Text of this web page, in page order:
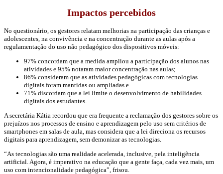
Impactos percebidos
No questionário, os gestores relatam melhorias na participação das crianças e
adolescentes, na convivência e na concentração durante as aulas após a
regulamentação do uso não pedagógi­co dos dispositivos móveis:
97% concordam que a medida ampliou a participação dos alunos nas
atividades e 95% notaram maior concentração nas aulas;
86% consideram que as atividades pedagógicas com tecnologias
digitais foram mantidas ou ampliadas e
71% discordam que a lei limite o desenvolvimento de habilidades
digitais dos estudantes.
A secretária Kátia recordou que era frequente a reclamação dos gestores sobre os
prejuízos nos processos de ensino e aprendizagem pelo uso sem critérios de
smartphones em salas de aula, mas considera que a lei direciona os recursos
digitais para aprendizagem, sem demonizar as tecnologias.
“As tecnologias são uma realidade acelerada, inclusive, pela inteligência
artificial. Agora, é imperativo na educação que a gente faça, cada vez mais, um
uso com intencionalidade pedagógica”, frisou.